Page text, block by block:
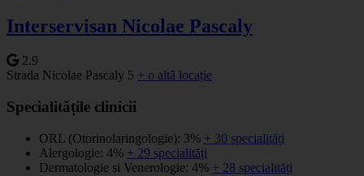
Interservisan Nicolae Pascaly
2.9
Strada Nicolae Pascaly 5 + o altă locație
Specialitățile clinicii
ORL (Otorinolaringologie): 3% + 30 specialități
Alergologie: 4% + 29 specialități
Dermatologie si Venerologie: 4% + 28 specialități